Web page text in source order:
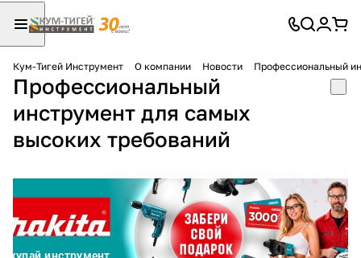
Кум-Тигей Инструмент О компании Новости Профессиональный
Профессиональный
инструмент для самых
высоких требований
Для клиентов всех банков
Разбейте
оплату
на части
без переплат
График платежей